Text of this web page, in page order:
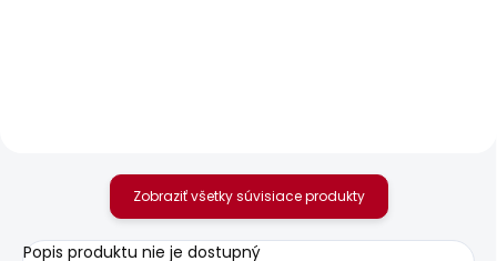
Zobraziť všetky súvisiace produkty
Popis produktu nie je dostupný